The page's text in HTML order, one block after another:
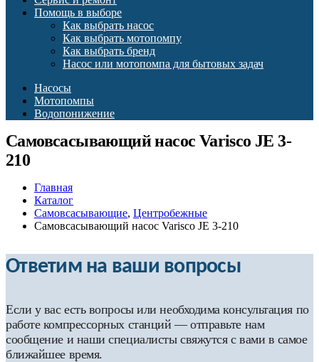
Помощь в выборе
Как выбрать насос
Как выбрать мотопомпу
Как выбрать бренд
Насос или мотопомпа для бытовых задач
Насосы
Мотопомпы
Водопонижение
Самовсасывающий насос Varisco JE 3-
210
Главная
Каталог
Самовсасывающие, Центробежные
Самовсасывающий насос Varisco JE 3-210
Ответим на ваши вопросы
Если у вас есть вопросы или необходима консультация по
работе компрессорных станций — отправьте нам
сообщение и наши специалисты свяжутся с вами в самое
ближайшее время.